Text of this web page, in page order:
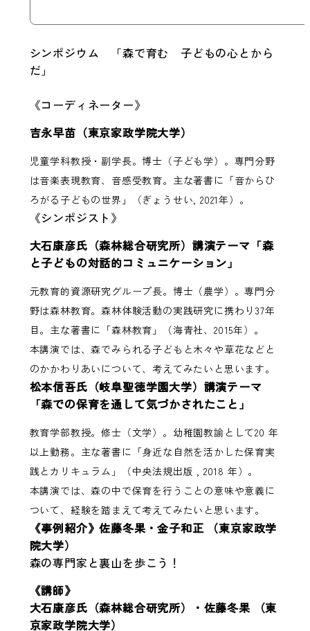
シンポジウム 「森で育む 子どもの心とから
だ」
《コーディネーター》
吉永早苗（東京家政学院大学）
児童学科教授・副学長。博士（子ども学）。専門分野
は音楽表現教育、音感受教育。主な著書に「音からひ
ろがる子どもの世界」（ぎょうせい, 2021年）。
《シンポジスト》
大石康彦氏（森林総合研究所）講演テーマ「森
と子どもの対話的コミュニケーション」
元教育的資源研究グループ長。博士（農学）。専門分
野は森林教育。森林体験活動の実践研究に携わり37年
目。主な著書に「森林教育」（海青社、2015年）。
本講演では、森でみられる子どもと木々や草花などと
のかかわりあいについて、考えてみたいと思います。
松本信吾氏（岐阜聖徳学園大学）講演テーマ
「森での保育を通して気づかされたこと」
教育学部教授。修士（文学）。幼稚園教諭として20 年
以上勤務。主な著書に「身近な自然を活かした保育実
践とカリキュラム」（中央法規出版 , 2018 年）。
本講演では、森の中で保育を行うことの意味や意義に
ついて、経験を踏まえて考えてみたいと思います。
《事例紹介》佐藤冬果・金子和正 （東京家政学
院大学）
森の専門家と裏山を歩こう！
《講師》
大石康彦氏（森林総合研究所）・佐藤冬果 （東
京家政学院大学）